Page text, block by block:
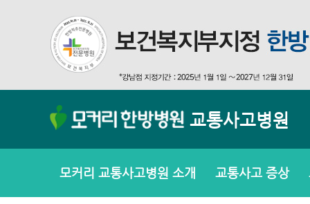
교통사고병원
모커리 교통사고병원 소개 교통사고 증상